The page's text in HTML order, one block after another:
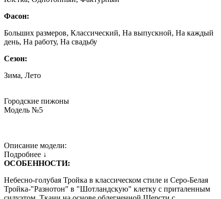
Фасон:
Больших размеров, Классический, На выпускной, На каждый
день, На работу, На свадьбу
Сезон:
Зима, Лето
Городские пижоны
Модель №5
Описание модели:
Подробнее ↓
ОСОБЕННОСТИ:
Небесно-голубая Тройка в классическом стиле и Серо-Белая
Тройка-"Разнотон" в "Шотландскую" клетку с приталенным